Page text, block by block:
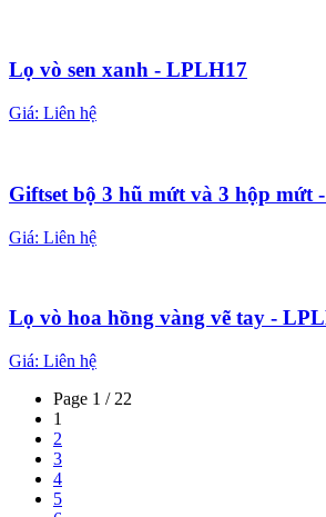
Lọ vò sen xanh - LPLH17
Giá: Liên hệ
Giftset bộ 3 hũ mứt và 3 hộp mứt
Giá: Liên hệ
Lọ vò hoa hồng vàng vẽ tay -
Giá: Liên hệ
Page 1 / 22
1
2
3
4
5